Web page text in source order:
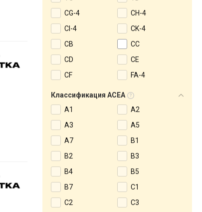
CG-4
CH-4
CI-4
CK-4
CB
CC
CD
CE
CF
FA-4
Классификация ACEA
A1
A2
A3
A5
A7
B1
B2
B3
B4
B5
B7
C1
C2
C3